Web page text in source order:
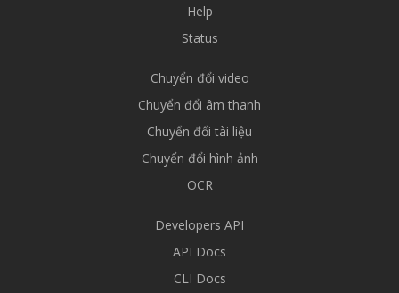
Help
Status
Chuyển đổi video
Chuyển đổi âm thanh
Chuyển đổi tài liệu
Chuyển đổi hình ảnh
OCR
Developers API
API Docs
CLI Docs